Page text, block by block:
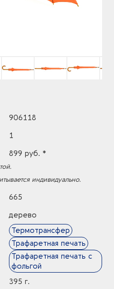
906118
1
899 руб. *
индивидуально.
665
дерево
Термотрансфер
Трафаретная печать
Трафаретная печать с
фольгой
395 г.